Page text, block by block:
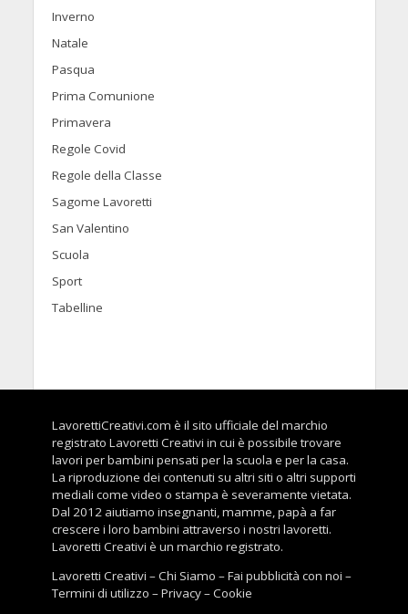
Inverno
Natale
Pasqua
Prima Comunione
Primavera
Regole Covid
Regole della Classe
Sagome Lavoretti
San Valentino
Scuola
Sport
Tabelline
LavorettiCreativi.com è il sito ufficiale del marchio
registrato Lavoretti Creativi in cui è possibile trovare
lavori per bambini pensati per la scuola e per la casa.
La riproduzione dei contenuti su altri siti o altri supporti
mediali come video o stampa è severamente vietata.
Dal 2012 aiutiamo insegnanti, mamme, papà a far
crescere i loro bambini attraverso i nostri lavoretti.
Lavoretti Creativi è un marchio registrato.
Lavoretti Creativi –Chi Siamo –Fai pubblicità con noi –
Termini di utilizzo –Privacy–Cookie